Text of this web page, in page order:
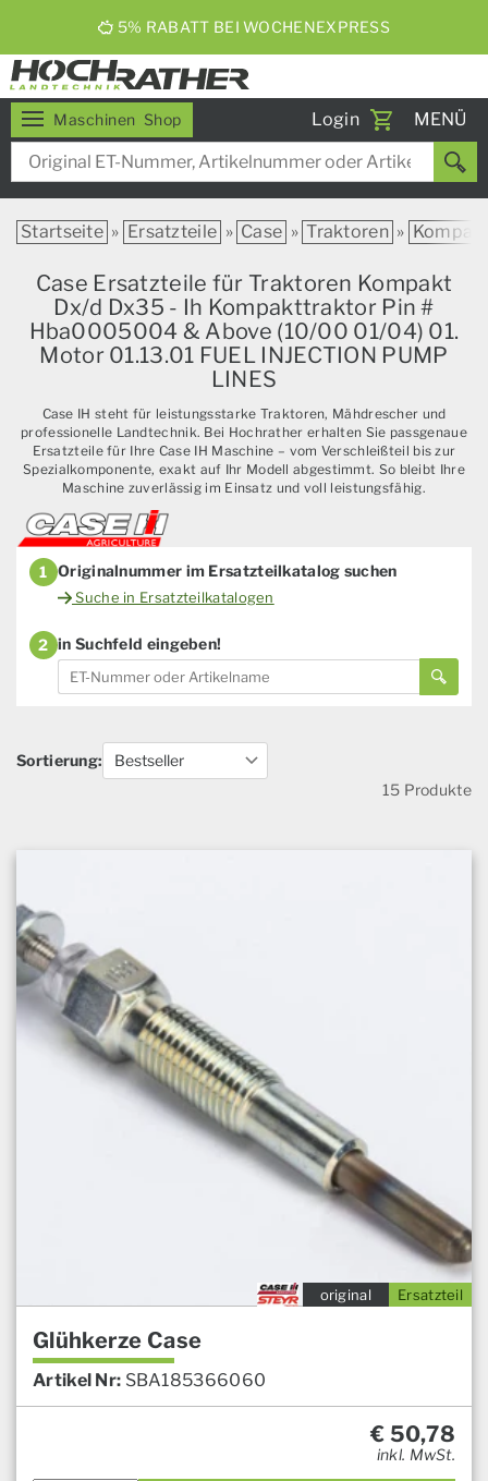
5% RABATT BEI WOCHENEXPRESS
Maschinen Shop Login
Toggle
MENÜ
Startseite » Ersatzteile » Case » Traktoren »
Case Ersatzteile für Traktoren Kompakt
Dx/d Dx35 - Ih Kompakttraktor Pin #
Hba0005004 & Above (10/00 01/04) 01.
Motor 01.13.01 FUEL INJECTION PUMP
LINES
Case IH steht für leistungsstarke Traktoren, Mähdrescher und
professionelle Landtechnik. Bei Hochrather erhalten Sie passgenaue
Ersatzteile für Ihre Case IH Maschine – vom Verschleißteil bis zur
Spezialkomponente, exakt auf Ihr Modell abgestimmt. So bleibt Ihre
Maschine zuverlässig im Einsatz und voll leistungsfähig.
1 Originalnummer im Ersatzteilkatalog suchen
Suche in Ersatzteilkatalogen
2 in Suchfeld eingeben!
Sortierung:
15 Produkte
Ersatzteil
original
Glühkerze Case
Artikel Nr: SBA185366060
€ 50,78
inkl. MwSt.